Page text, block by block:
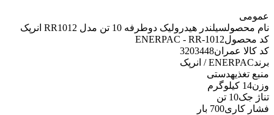
عمومی
نام محصولسیلندر هیدرولیک دوطرفه 10 تن مدل RR1012 انرپک
کد محصولENERPAC - RR-1012
کد کالا عمران3203448
برندENERPAC / انرپک
منبع تغذیهدستی
وزن14 کیلوگرم
تناژ جک10 تن
فشار کاری700 بار